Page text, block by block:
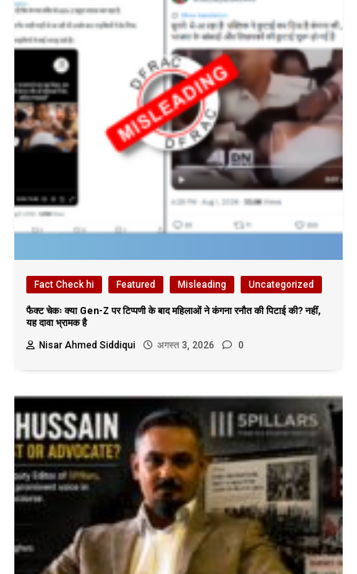
Fact Check hi Featured Misleading Uncategorized
फैक्ट चेकः क्या Gen-Z पर टिप्पणी के बाद महिलाओं ने कंगना रनौत की पिटाई की? नहीं,
यह दावा भ्रामक है
Nisar Ahmed Siddiqui
अगस्त 3, 2026 0